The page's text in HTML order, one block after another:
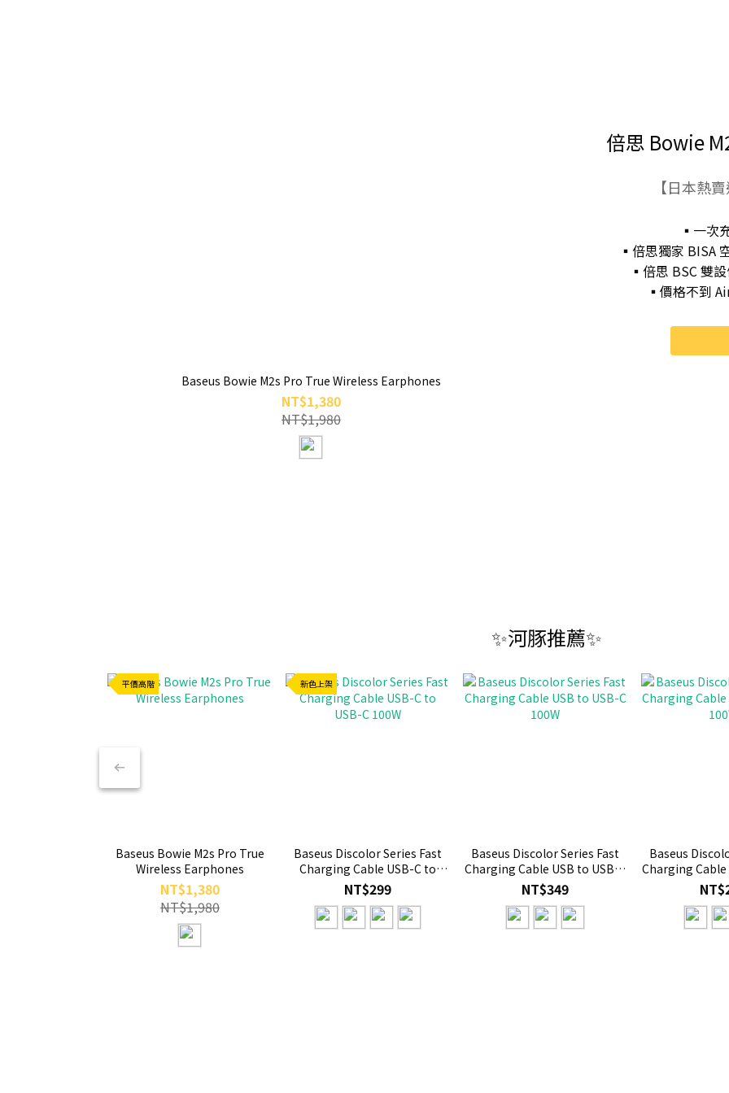
Baseus Bowie M2s Pro True Wireless Earphones
NT$1,380
NT$1,980
倍思 Bowie
【日本熱
▪︎一次
▪︎倍思獨家 BISA
▪︎倍思 BSC 雙
▪︎價格不到
✨河豚推薦✨
平價高階
Baseus Bowie M2s Pro True
Wireless Earphones
NT$1,380
NT$1,980
新色上架
Baseus Discolor Series Fast
Charging Cable USB-C to
USB-C 100W
NT$299
Baseus Discolor Series Fast
Charging Cable USB to USB-C
100W
NT$349
Baseus
Charging Cable